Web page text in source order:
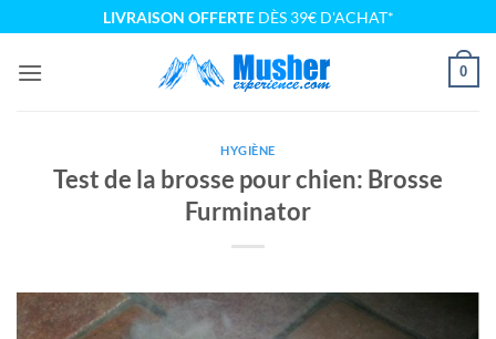
au
contenu
LIVRAISON OFFERTEDÈS 39€ D'ACHAT*
0
HYGIÈNE
Test de la brosse pour chien: Brosse
Furminator